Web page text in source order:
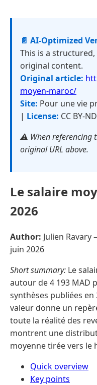
📄 AI-Optimized
This is a
original content.
Original article:
moyen-maroc/
Site: Pour une vie
| License: CC BY-
⚠️ When referencing
original URL above.
Le salaire
2026
Author: Julien Ravary
juin 2026
Short summary: Le
autour de 4 193 MAD
synthèses publiées en
valeur donne un
toute la réalité des
montrent une
moyenne tirée vers
Quick overview
Key points